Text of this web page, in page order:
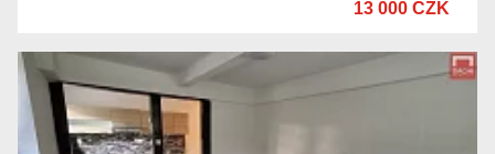
13 000 CZK